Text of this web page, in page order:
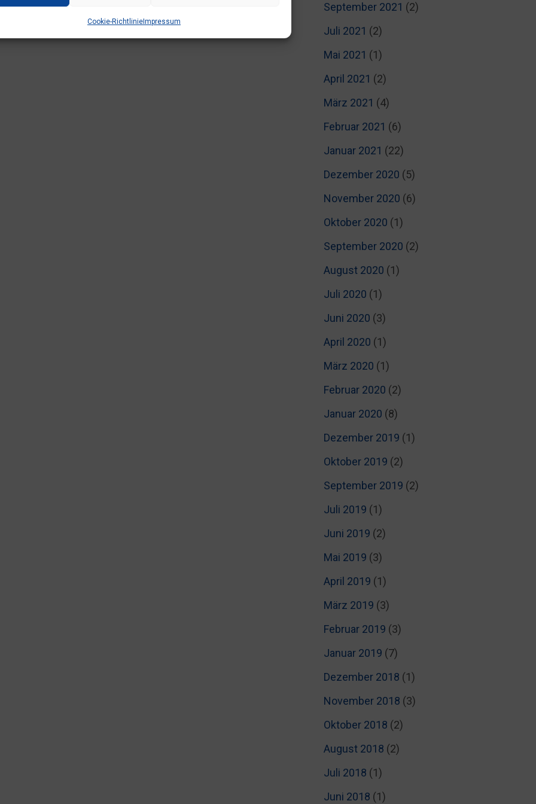
Cookie-RichtlinieImpressum
September 2021 (2)
Juli 2021 (2)
Mai 2021 (1)
April 2021 (2)
März 2021 (4)
Februar 2021 (6)
Januar 2021 (22)
Dezember 2020 (5)
November 2020 (6)
Oktober 2020 (1)
September 2020 (2)
August 2020 (1)
Juli 2020 (1)
Juni 2020 (3)
April 2020 (1)
März 2020 (1)
Februar 2020 (2)
Januar 2020 (8)
Dezember 2019 (1)
Oktober 2019 (2)
September 2019 (2)
Juli 2019 (1)
Juni 2019 (2)
Mai 2019 (3)
April 2019 (1)
März 2019 (3)
Februar 2019 (3)
Januar 2019 (7)
Dezember 2018 (1)
November 2018 (3)
Oktober 2018 (2)
August 2018 (2)
Juli 2018 (1)
Juni 2018 (1)